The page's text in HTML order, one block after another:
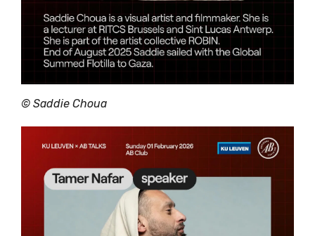
© Saddie Choua